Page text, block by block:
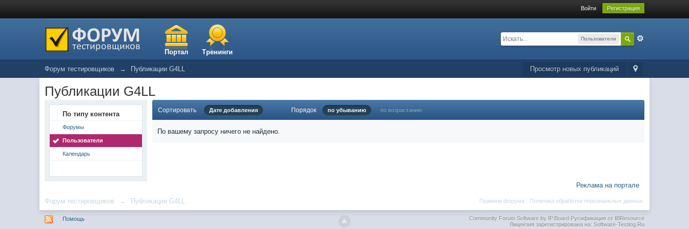
Войти Регистрация
Портал Тренинги
Пользователи
Просмотр новых публикаций
Форум тестировщиков → Публикации G4LL
Публикации G4LL
По типу контента
Форумы
Пользователи
Календарь
Сортировать Дате добавления Порядок по убыванию по возрастанию
По вашему запросу ничего не найдено.
Реклама на портале
Форум тестировщиков → Публикации G4LL Политика обработки персональных данных
Правила форума ·
Помощь Community Forum Software by IP.BoardРусификация от IBResource
Лицензия зарегистрирована на: Software-Testing.Ru